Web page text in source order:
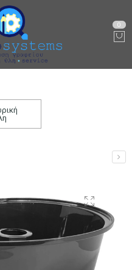
0
Ροής BRN-0096